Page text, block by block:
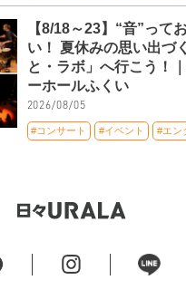
【8/18～23】“音”って
い！ 夏休みの思い出づ
と・ラボ」へ行こう！
ーホールふくい
2026/08/05
#コンサート #イベント #エン